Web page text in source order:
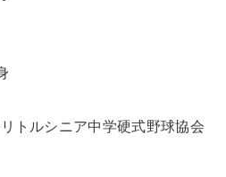
トルシニア中学硬式野球協会